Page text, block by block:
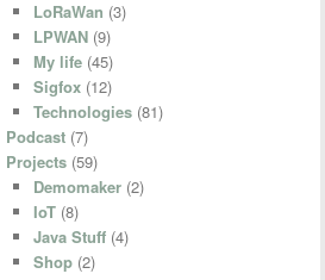
LoRaWan (3)
LPWAN(9)
My life(45)
Sigfox(12)
Technologies(81)
Podcast (7)
Projects (59)
Demomaker(2)
IoT(8)
Java Stuff(4)
Shop(2)